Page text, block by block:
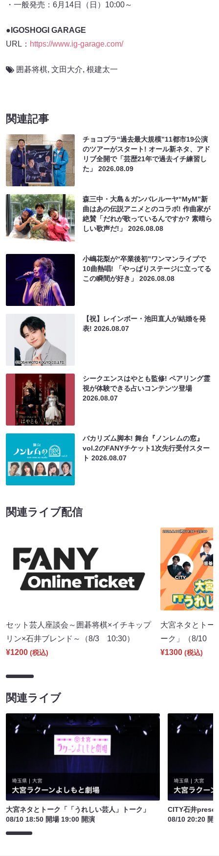
・一般発売：6月14日（日）10:00～
●IGOSHOGI GARAGE
URL： https://www.ig-garage.com/
囲碁将棋, 文田大介, 根建太一
関連記事
チョコプラ“過去最大規模”11都市19公演
のツアーがスタート! オール新ネタ、アド
リブ全開で「芸歴21年で過去イチ練習し
た」2026.08.09
森三中・大島＆ガンバレルーヤ“MyM”新
曲はあの伝説アニメとのコラボ! 作曲家が
絶賛「だれが歌っているんですか? 素晴ら
しい歌声だ!」2026.08.08
小嶋花梨が“卒業後初”ワンマンライブで
10曲熱唱! 「やっぱりステージに立ってる
この瞬間が好き」2026.08.08
【祝】レインボー・池田直人が結婚を発
表!2026.08.07
シークエンスはやとも監修! ペアリング霊
視が体験できる占いコンテンツ登場
2026.08.07
バカリズム脚本! 舞台『ノンレムの窓』
vol.2のFANYチケット1次先行受付スター
ト2026.08.07
関連ライブ配信
セット芸人座談会～囲碁将棋×イチキップ
リン×石井ブレンド～（8/3 10:30）
¥1200 (税込)
大宮ネタとトー
ーク」（8/10
¥1300 (税込)
関連ライブ
大宮ネタとトーク「「うれしい芸人」トーク」
08/10 18:50 開場 19:00 開演
CITY石井
08/10 20:20 開